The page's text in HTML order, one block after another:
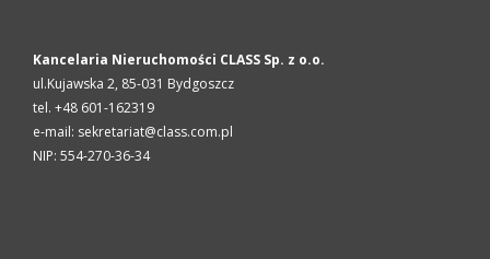
Kancelaria Nieruchomości CLASS Sp. z o.o.
ul.Kujawska 2, 85-031 Bydgoszcz
tel. +48 601-162319
e-mail: sekretariat@class.com.pl
NIP: 554-270-36-34